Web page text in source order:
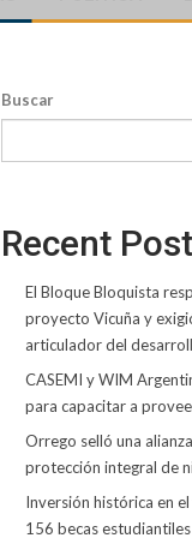
Buscar
Recent
El Bloque Bloquista
proyecto Vicuña y
articulador del
CASEMI y WIM
para capacitar a
Orrego selló una
protección integral de
Inversión histórica en
156 becas